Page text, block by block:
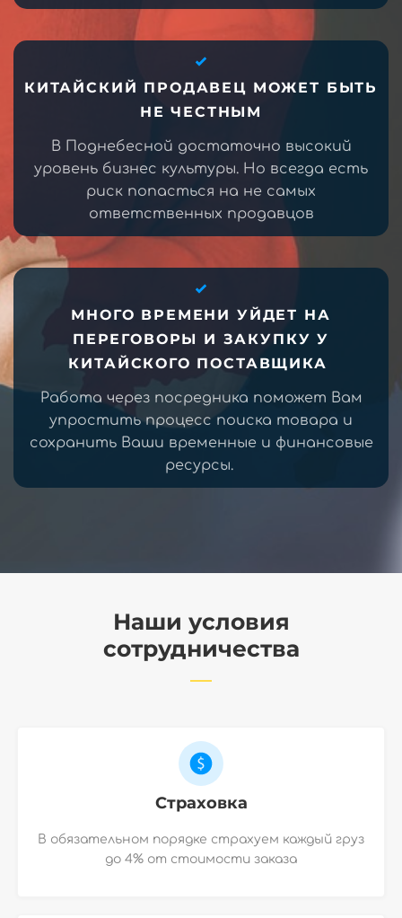
КИТАЙСКИЙ ПРОДАВЕЦ МОЖЕТ БЫТЬ
НЕ ЧЕСТНЫМ
В Поднебесной достаточно высокий
уровень бизнес культуры. Но всегда есть
риск попасться на не самых
ответственных продавцов
МНОГО ВРЕМЕНИ УЙДЕТ НА
ПЕРЕГОВОРЫ И ЗАКУПКУ У
КИТАЙСКОГО ПОСТАВЩИКА
Работа через посредника поможет Вам
упростить процесс поиска товара и
сохранить Ваши временные и финансовые
ресурсы.
Наши условия
сотрудничества
Страховка
В обязательном порядке страхуем каждый груз
до 4% от стоимости заказа